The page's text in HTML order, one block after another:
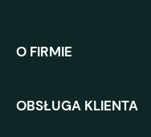
O FIRMIE
OBSŁUGA KLIENTA